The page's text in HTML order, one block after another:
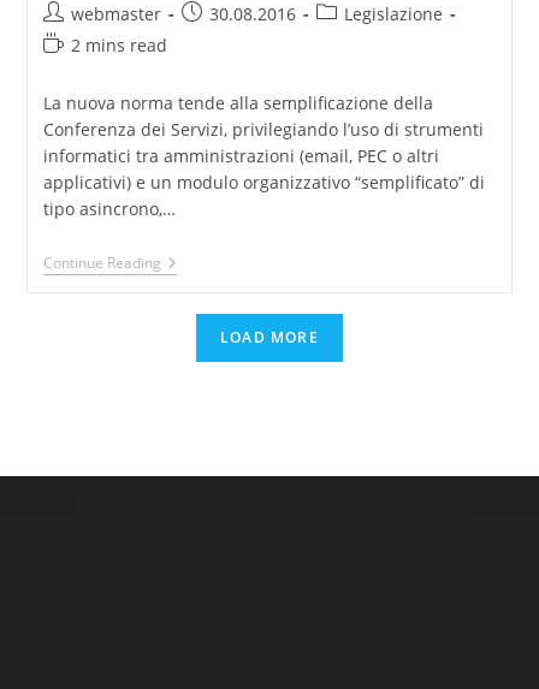
Post
author:
webmaster
Post30.08.2016
PostLegislazione
Reading
2 mins read
La nuova norma tende alla semplificazione della
Conferenza dei Servizi, privilegiando l’uso di strumenti
informatici tra amministrazioni (email, PEC o altri
applicativi) e un modulo organizzativo “semplificato” di
tipo asincrono,…
Continue ReadingSemplificazione
Della
LOAD MORE